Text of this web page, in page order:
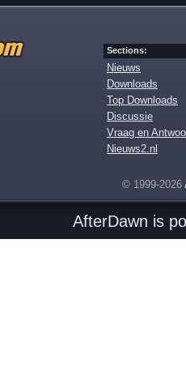
Sections:
Nieuws
Downloads
Top Downloads
Discussie
Vraag en
Nieuws2.nl
© 1999-2026
AfterDawn is